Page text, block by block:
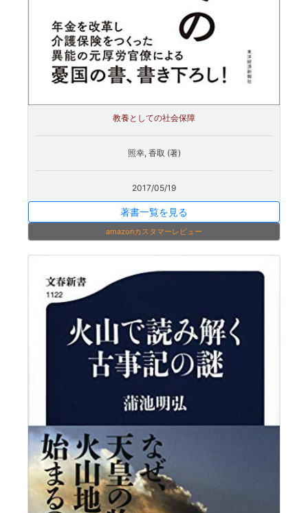
教養としての社会保障
照幸, 香取 (著)
2017/05/19
著書一覧を見る
amazonカスタマーレビュー